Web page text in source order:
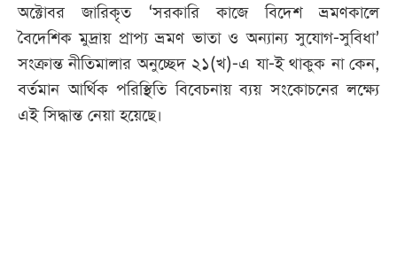
অক্টোবর জারিকৃত ‘সরকারি কাজে বিদেশ ভ্রমণকালে
বৈদেশিক মুদ্রায় প্রাপ্য ভ্রমণ ভাতা ও অন্যান্য সুযোগ-সুবিধা’
সংক্রান্ত নীতিমালার অনুচ্ছেদ ২১(খ)-এ যা-ই থাকুক না কেন,
বর্তমান আর্থিক পরিস্থিতি বিবেচনায় ব্যয় সংকোচনের লক্ষ্যে
এই সিদ্ধান্ত নেয়া হয়েছে।